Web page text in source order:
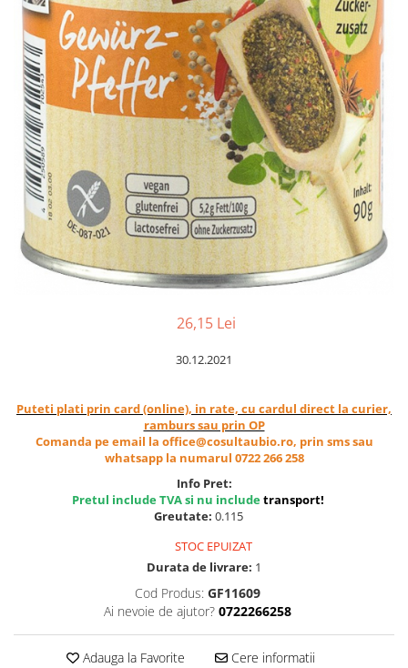
Ceai vrac
Ceaiuri diverse si accesorii
Bauturi
Apa
Sucuri
Vinuri, bere si alte bauturi
Siropuri naturale
Energizante
Carbogazoase
Siropuri Bio
Cacao si inlocuitori
Seminte bio pentru germinat
Cereale, fulgi din cereale, mic
dejun
Orez, Faina si Premixuri
Pudre si prafuri
Conserve, Pateuri, creme
26,15 Lei
30.12.2021
Puteti plati prin card (online), in rate, cu cardul direct la curier,
ramburs sau prin OP
Comanda pe email la office@cosultaubio.ro, prin sms sau
whatsapp la numarul 0722 266 258
Info Pret:
Pretul include TVA si nu includetransport!
Greutate: 0.115
STOC EPUIZAT
Durata de livrare: 1
Cod Produs: GF11609
Ai nevoie de ajutor? 0722266258
Adauga la Favorite Cere informatii